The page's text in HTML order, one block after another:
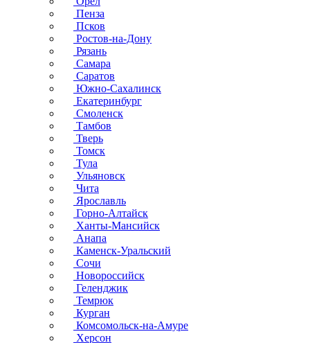
Пенза
Псков
Ростов-на-Дону
Рязань
Самара
Саратов
Южно-Сахалинск
Екатеринбург
Смоленск
Тамбов
Тверь
Томск
Тула
Ульяновск
Чита
Ярославль
Горно-Алтайск
Ханты-Мансийск
Анапа
Каменск-Уральский
Сочи
Новороссийск
Геленджик
Темрюк
Курган
Комсомольск-на-Амуре
Херсон